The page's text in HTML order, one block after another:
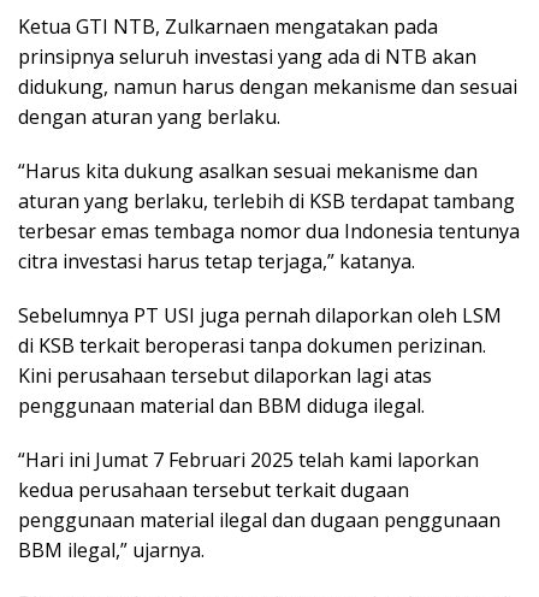
Ketua GTI NTB, Zulkarnaen mengatakan pada
prinsipnya seluruh investasi yang ada di NTB akan
didukung, namun harus dengan mekanisme dan sesuai
dengan aturan yang berlaku.
“Harus kita dukung asalkan sesuai mekanisme dan
aturan yang berlaku, terlebih di KSB terdapat tambang
terbesar emas tembaga nomor dua Indonesia tentunya
citra investasi harus tetap terjaga,” katanya.
Sebelumnya PT USI juga pernah dilaporkan oleh LSM
di KSB terkait beroperasi tanpa dokumen perizinan.
Kini perusahaan tersebut dilaporkan lagi atas
penggunaan material dan BBM diduga ilegal.
“Hari ini Jumat 7 Februari 2025 telah kami laporkan
kedua perusahaan tersebut terkait dugaan
penggunaan material ilegal dan dugaan penggunaan
BBM ilegal,” ujarnya.